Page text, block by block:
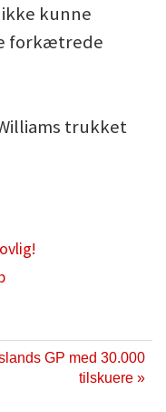
kunne
forkætrede
trukket
GP med 30.000
tilskuere »